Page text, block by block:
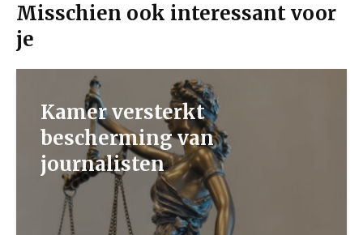
Misschien ook interessant voor
je
Kamer versterkt
bescherming van
journalisten